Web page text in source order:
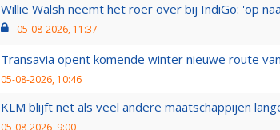
Willie Walsh neemt het roer over bij IndiGo: 'op
05-08-2026, 11:37
Transavia opent komende winter nieuwe route
05-08-2026, 10:46
KLM blijft net als veel andere maatschappijen